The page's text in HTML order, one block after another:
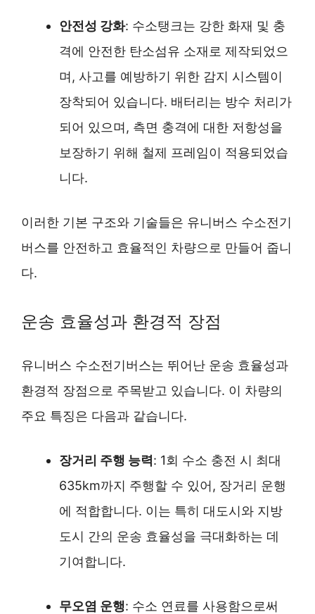
안전성 강화: 수소탱크는 강한 화재 및 충
격에 안전한 탄소섬유 소재로 제작되었으
며, 사고를 예방하기 위한 감지 시스템이
장착되어 있습니다. 배터리는 방수 처리가
되어 있으며, 측면 충격에 대한 저항성을
보장하기 위해 철제 프레임이 적용되었습
니다.
이러한 기본 구조와 기술들은 유니버스 수소전기
버스를 안전하고 효율적인 차량으로 만들어 줍니
다.
운송 효율성과 환경적 장점
유니버스 수소전기버스는 뛰어난 운송 효율성과
환경적 장점으로 주목받고 있습니다. 이 차량의
주요 특징은 다음과 같습니다.
장거리 주행 능력 : 1회 수소 충전 시 최대
635km까지 주행할 수 있어, 장거리 운행
에 적합합니다. 이는 특히 대도시와 지방
도시 간의 운송 효율성을 극대화하는 데
기여합니다.
무오염 운행: 수소 연료를 사용함으로써